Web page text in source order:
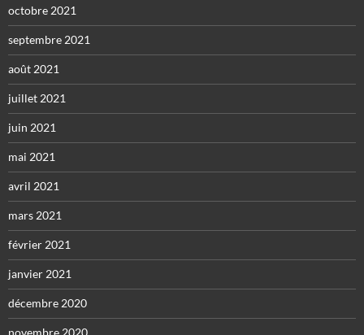
octobre 2021
septembre 2021
août 2021
juillet 2021
juin 2021
mai 2021
avril 2021
mars 2021
février 2021
janvier 2021
décembre 2020
novembre 2020